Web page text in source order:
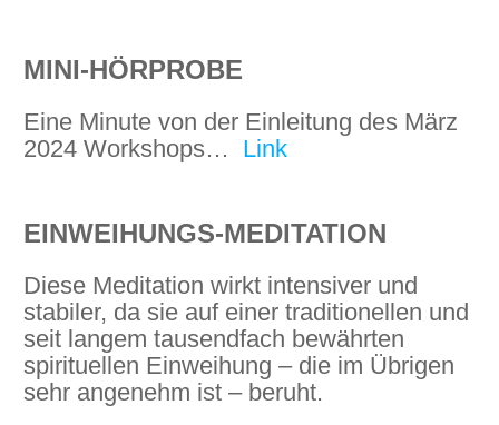
MINI-HÖRPROBE
Eine Minute von der Einleitung des März
2024 Workshops… Link
EINWEIHUNGS-MEDITATION
Diese Meditation wirkt intensiver und
stabiler, da sie auf einer traditionellen und
seit langem tausendfach bewährten
spirituellen Einweihung – die im Übrigen
sehr angenehm ist – beruht.